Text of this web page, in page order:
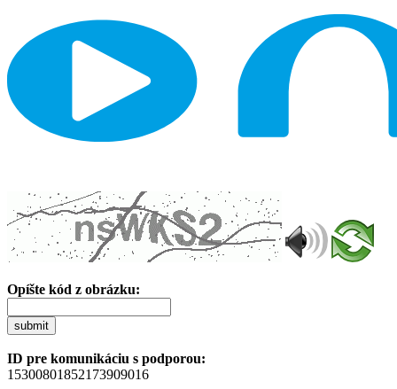
Opíšte kód z obrázku:
submit
ID pre komunikáciu s podporou:
15300801852173909016